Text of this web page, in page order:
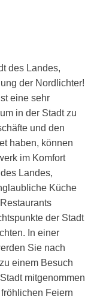
des Landes,
der Nordlichter!
eine sehr
in der Stadt zu
und den
haben, können
im Komfort
Landes,
Küche
der Stadt
In einer
Sie nach
einem Besuch
mitgenommen
Feiern